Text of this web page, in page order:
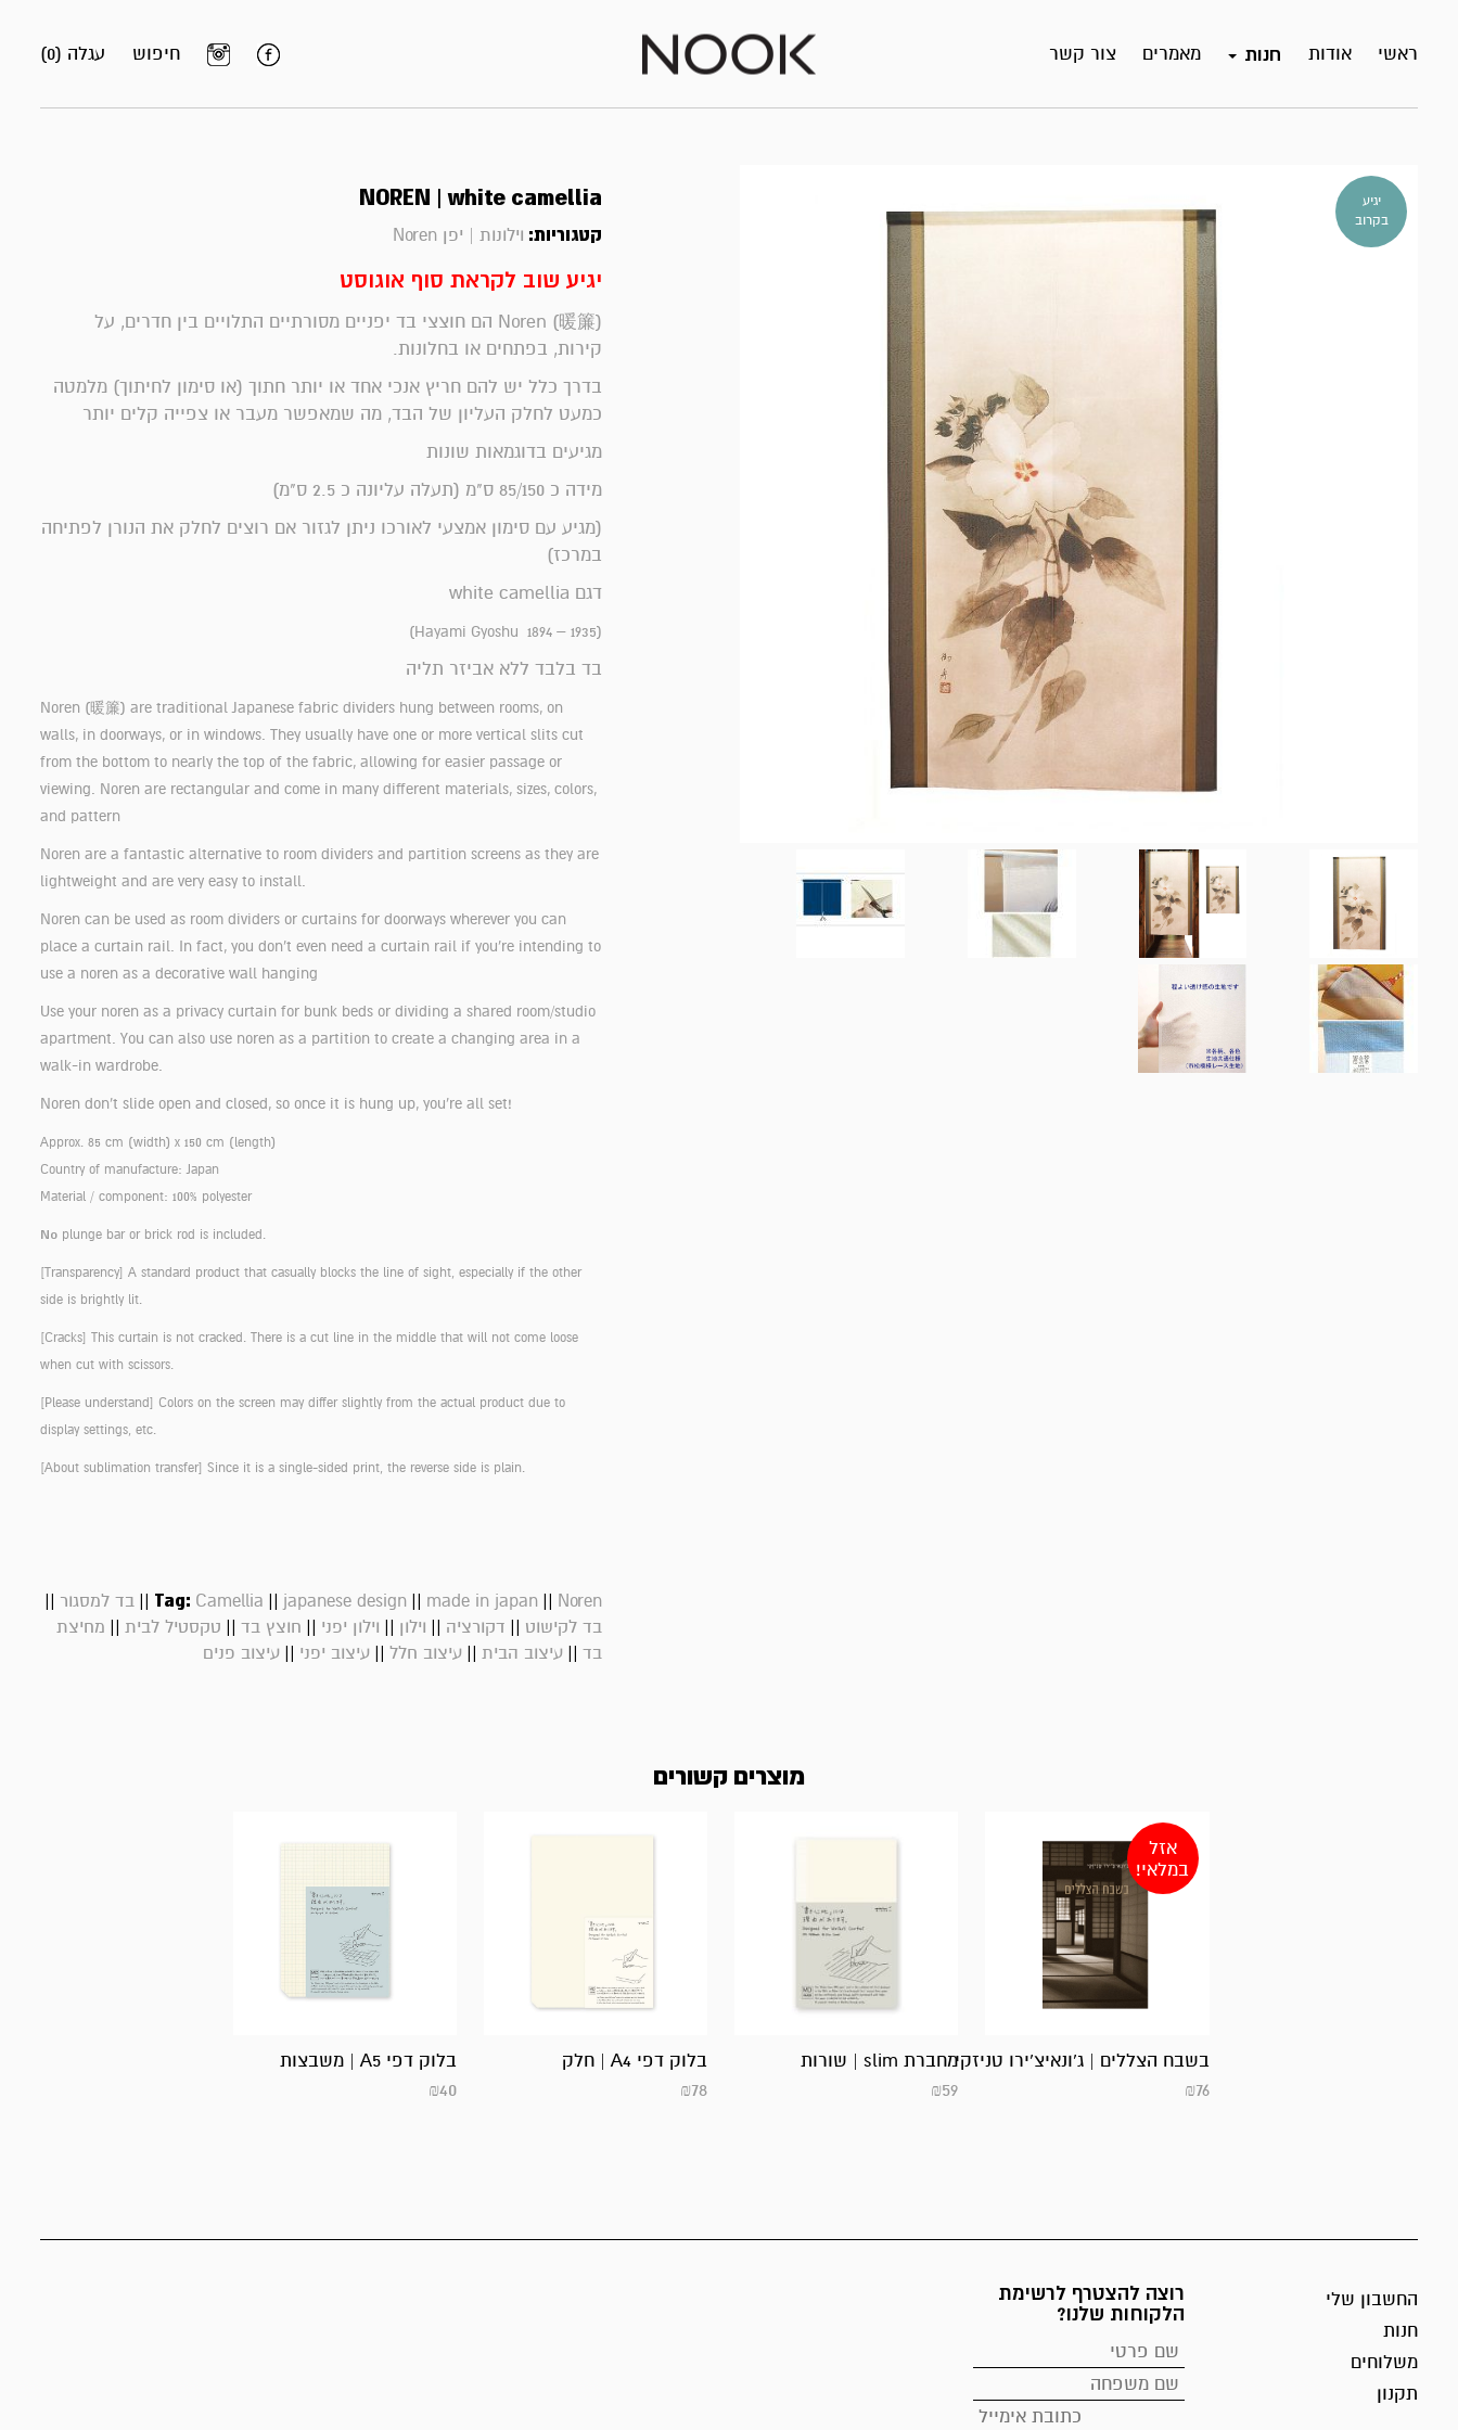
ראשי אודות חנות מאמרים צור קשר עגלה (0) חיפוש
יגיע
בקרוב
NOREN | white camellia
קטגוריות: וילונות | יפן Noren
יגיע שוב לקראת סוף אוגוסט
Noren (暖簾) הם חוצצי בד יפניים מסורתיים התלויים בין חדרים, על
קירות, בפתחים או בחלונות.
בדרך כלל יש להם חריץ אנכי אחד או יותר חתוך (או סימון לחיתוך) מלמטה
כמעט לחלק העליון של הבד, מה שמאפשר מעבר או צפייה קלים יותר
מגיעים בדוגמאות שונות
מידה כ 85/150 ס"מ (תעלה עליונה כ 2.5 ס"מ)
(מגיע עם סימון אמצעי לאורכו ניתן לגזור אם רוצים לחלק את הנורן לפתיחה
במרכז)
דגם white camellia
(Hayami Gyoshu 1894 – 1935)
בד בלבד ללא אביזר תליה
Noren (暖簾) are traditional Japanese fabric dividers hung between rooms, on
walls, in doorways, or in windows. They usually have one or more vertical slits cut
from the bottom to nearly the top of the fabric, allowing for easier passage or
viewing. Noren are rectangular and come in many different materials, sizes, colors,
and pattern
Noren are a fantastic alternative to room dividers and partition screens as they are
lightweight and are very easy to install.
Noren can be used as room dividers or curtains for doorways wherever you can
place a curtain rail. In fact, you don’t even need a curtain rail if you’re intending to
use a noren as a decorative wall hanging
Use your noren as a privacy curtain for bunk beds or dividing a shared room/studio
apartment. You can also use noren as a partition to create a changing area in a
walk-in wardrobe.
Noren don’t slide open and closed, so once it is hung up, you’re all set!
Approx. 85 cm (width) x 150 cm (length)
Country of manufacture: Japan
Material / component: 100% polyester
No plunge bar or brick rod is included.
[Transparency] A standard product that casually blocks the line of sight, especially if the other
side is brightly lit.
[Cracks] This curtain is not cracked. There is a cut line in the middle that will not come loose
when cut with scissors.
[Please understand] Colors on the screen may differ slightly from the actual product due to
display settings, etc.
[About sublimation transfer] Since it is a single-sided print, the reverse side is plain.
Tag: Camellia || japanese design|| made in japan|| Noren
||בד למסגור ||
בד לקישוט || דקורציה || וילון || וילון יפני || חוצץ בד || טקסטיל לבית || מחיצת
בד ||עיצוב הבית ||עיצוב חלל ||עיצוב יפני ||עיצוב פנים
מוצרים קשורים
אזל
במלאי!
בשבח הצללים | ג’ונאיצ’ירו טניזקי
₪76
מחברת slim | שורות
₪59
בלוק דפי A4 | חלק
₪78
בלוק דפי A5 | משבצות
₪40
החשבון שלי
חנות
משלוחים
תקנון
רוצה להצטרף לרשימת
הלקוחות שלנו?